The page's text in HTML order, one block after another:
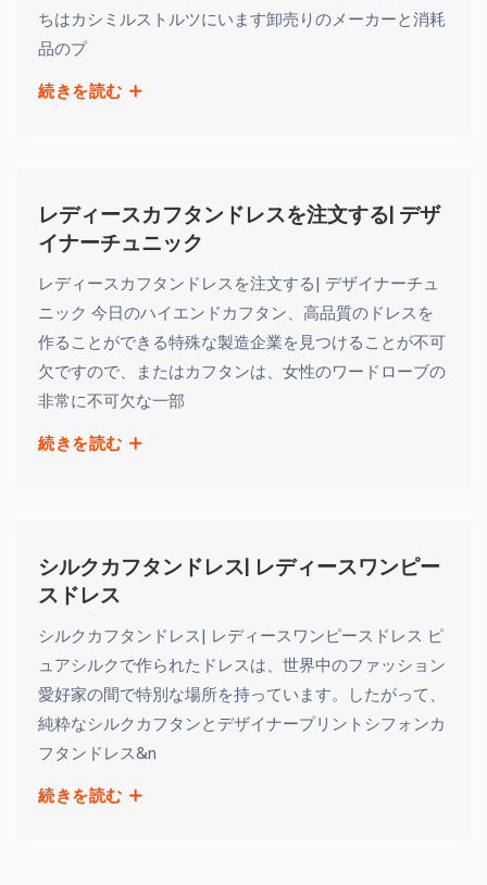
ちはカシミルストルツにいます卸売りのメーカーと消耗
品のプ
続きを読む
レディースカフタンドレスを注文する| デザ
イナーチュニック
レディースカフタンドレスを注文する| デザイナーチュ
ニック 今日のハイエンドカフタン、高品質のドレスを
作ることができる特殊な製造企業を見つけることが不可
欠ですので、またはカフタンは、女性のワードローブの
非常に不可欠な一部
続きを読む
シルクカフタンドレス| レディースワンピー
スドレス
シルクカフタンドレス| レディースワンピースドレス ピ
ュアシルクで作られたドレスは、世界中のファッション
愛好家の間で特別な場所を持っています。したがって、
純粋なシルクカフタンとデザイナープリントシフォンカ
フタンドレス&n
続きを読む